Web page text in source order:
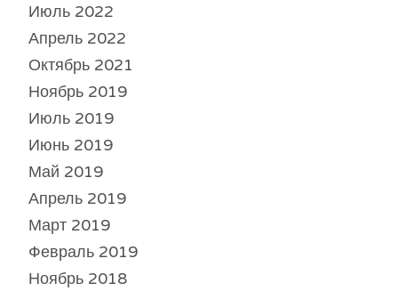
Июль 2022
Апрель 2022
Октябрь 2021
Ноябрь 2019
Июль 2019
Июнь 2019
Май 2019
Апрель 2019
Март 2019
Февраль 2019
Ноябрь 2018